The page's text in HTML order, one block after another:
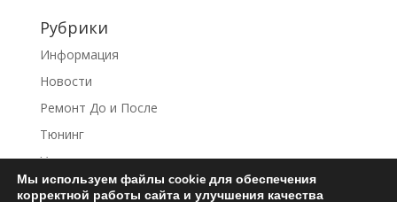
Рубрики
Информация
Новости
Ремонт До и После
Тюнинг
Услуги
Мы используем файлы cookie для обеспечения
корректной работы сайта и улучшения качества